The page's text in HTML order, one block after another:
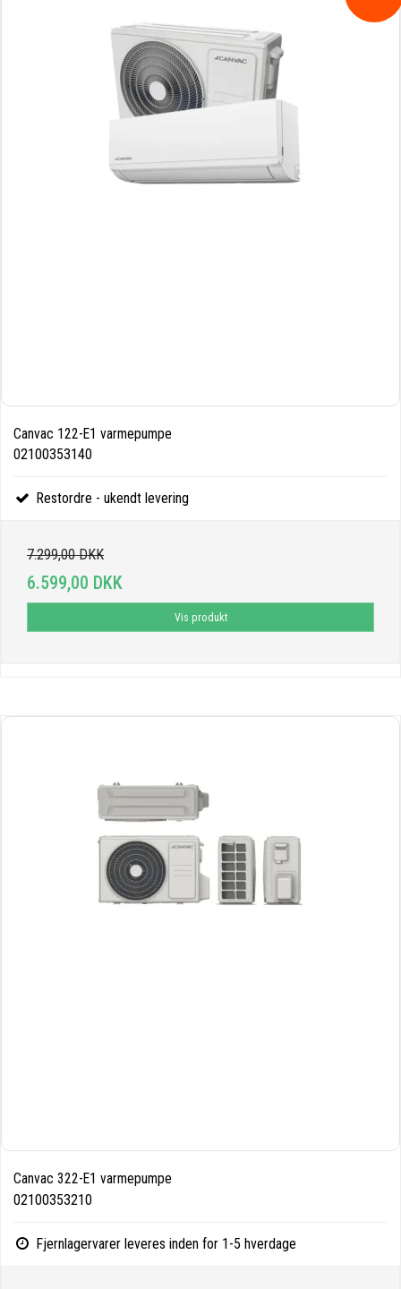
Canvac 122-E1 varmepumpe
02100353140
Restordre - ukendt levering
7.299,00 DKK
6.599,00 DKK
Vis produkt
Canvac 322-E1 varmepumpe
02100353210
Fjernlagervarer leveres inden for 1-5 hverdage